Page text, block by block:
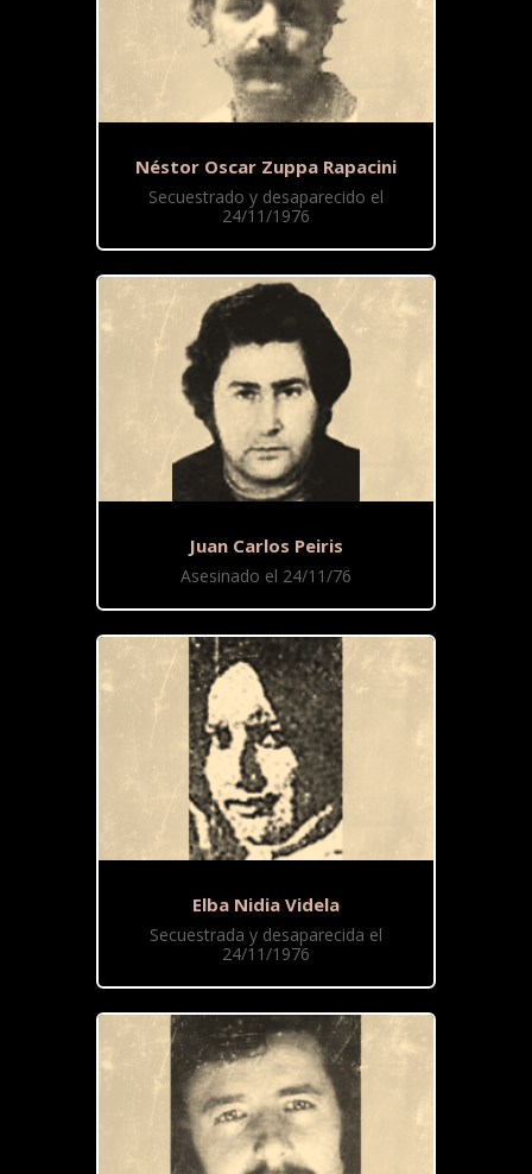
Néstor Oscar Zuppa Rapacini
Secuestrado y desaparecido el
24/11/1976
Juan Carlos Peiris
Asesinado el 24/11/76
Elba Nidia Videla
Secuestrada y desaparecida el
24/11/1976